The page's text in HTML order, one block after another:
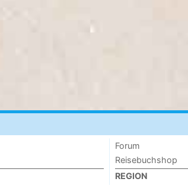
Forum
Reisebuchshop
REGION